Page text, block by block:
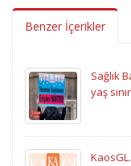
Benzer İçerikler
Sağlık
yaş